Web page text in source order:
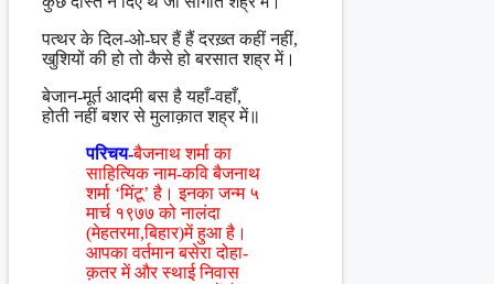
पत्थर के दिल-ओ-घर हैं हैं दरख़्त कहीं नहीं,
खुशियों की हो तो कैसे हो बरसात शह्र में।
बेजान-मूर्त आदमी बस है यहाँ-वहाँ,
होती नहीं बशर से मुलाक़ात शह्र में॥
परिचय-बैजनाथ शर्मा का
साहित्यिक नाम-कवि बैजनाथ
शर्मा ‘मिंटू’ है। इनका जन्म ५
मार्च १९७७ को नालंदा
(मेहतरमा,बिहार)में हुआ है।
आपका वर्तमान बसेरा दोहा-
क़तर में और स्थाई निवास